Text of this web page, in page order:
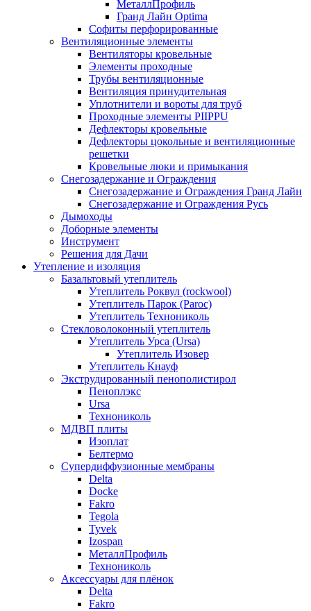
МеталлПрофиль
Гранд Лайн Optima
Софиты перфорированные
Вентиляционные элементы
Вентиляторы кровельные
Элементы проходные
Трубы вентиляционные
Вентиляция принудительная
Уплотнители и вороты для труб
Проходные элементы PIIPPU
Дефлекторы кровельные
Дефлекторы цокольные и вентиляционные
решетки
Кровельные люки и примыкания
Снегозадержание и Ограждения
Снегозадержание и Ограждения Гранд Лайн
Снегозадержание и Ограждения Русь
Дымоходы
Доборные элементы
Инструмент
Решения для Дачи
Утепление и изоляция
Базальтовый утеплитель
Утеплитель Роквул (rockwool)
Утеплитель Парок (Paroc)
Утеплитель Технониколь
Стекловолоконный утеплитель
Утеплитель Урса (Ursa)
Утеплитель Изовер
Утеплитель Кнауф
Экструдированный пенополистирол
Пеноплэкс
Ursa
Технониколь
МДВП плиты
Изоплат
Белтермо
Супердиффузионные мембраны
Delta
Docke
Fakro
Tegola
Tyvek
Izospan
МеталлПрофиль
Технониколь
Аксессуары для плёнок
Delta
Fakro